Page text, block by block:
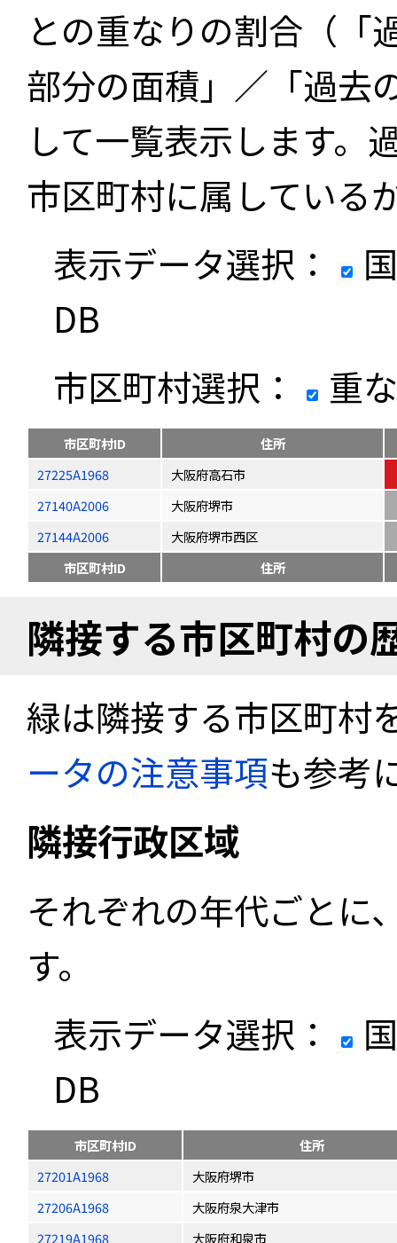
との重なりの割合（「
部分の面積」／「過去
して一覧表示します。
市区町村に属している
表示データ選択：
DB
市区町村選択：
重
市区町村ID
住所
27225A1968
大阪府高石市
27140A2006
大阪府堺市
27144A2006
大阪府堺市西区
市区町村ID
住所
隣接する市区町村の
緑は隣接する市区町村
ータの注意事項も参考
隣接行政区域
それぞれの年代ごとに
す。
表示データ選択：
DB
市区町村ID
住所
27201A1968
大阪府堺市
27206A1968
大阪府泉大津市
27219A1968
大阪府和泉市